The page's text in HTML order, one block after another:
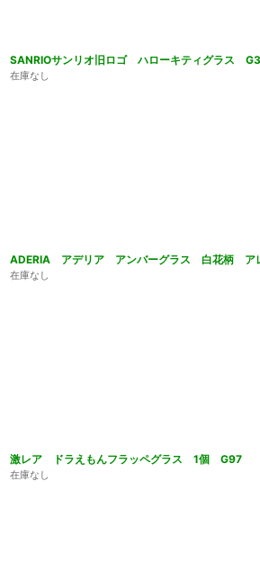
SANRIOサンリオ旧ロゴ ハローキティグラス
在庫なし
ADERIA アデリア アンバーグラス 白花柄
在庫なし
激レア ドラえもんフラッペグラス 1個 G97
在庫なし